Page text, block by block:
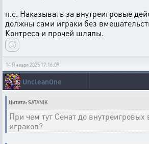
п.с. Наказывать за внутреигровые
должны сами играки без
Контреса и прочей шляпы.
14 Января 2025 17:16:09
UncleanOne
Цитата: SATANIK
При чем тут Сенат до
играков?